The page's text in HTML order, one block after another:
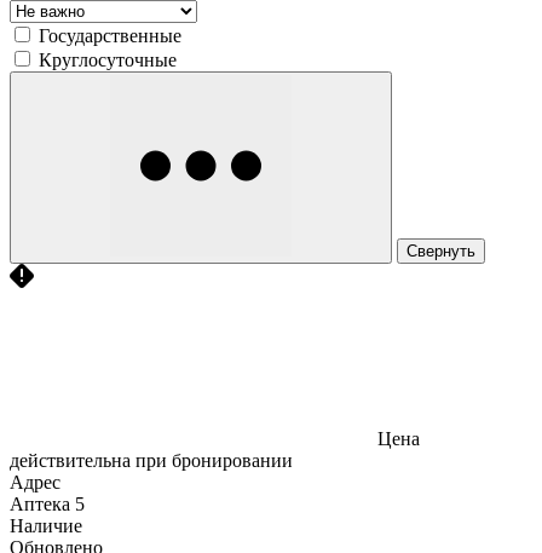
Государственные
Круглосуточные
Свернуть
Цена
действительна при бронировании
Адрес
Аптека 5
Наличие
Обновлено